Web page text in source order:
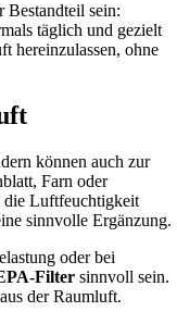
Bestandteil sein:
täglich und gezielt
hereinzulassen, ohne
können auch zur
Farn oder
die Luftfeuchtigkeit
sinnvolle Ergänzung.
oder bei
Filter sinnvoll sein.
der Raumluft.